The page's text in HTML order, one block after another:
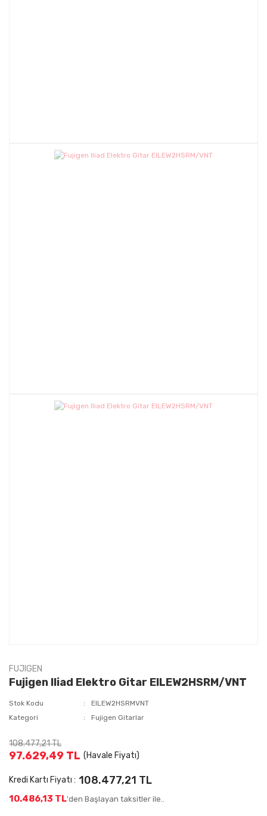
FUJIGEN
Fujigen Iliad Elektro Gitar EILEW2HSRM/VNT
Stok Kodu
EILEW2HSRMVNT
Kategori
Fujigen Gitarlar
108.477,21 TL
97.629,49 TL (Havale Fiyatı)
Kredi Kartı Fiyatı : 108.477,21 TL
10.486,13 TL'den Başlayan taksitler ile..